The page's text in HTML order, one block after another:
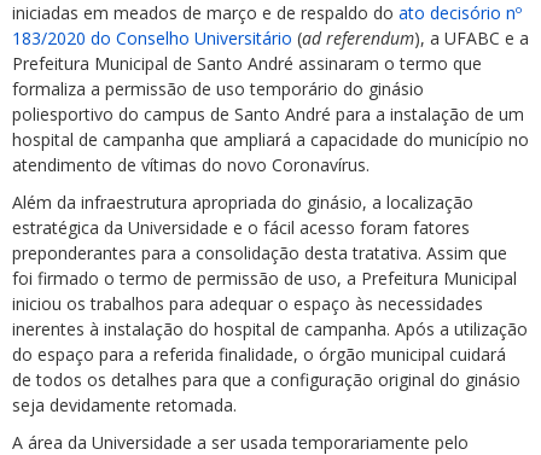
iniciadas em meados de março e de respaldo do ato decisório nº
183/2020 do Conselho Universitário (ad referendum), a UFABC e a
Prefeitura Municipal de Santo André assinaram o termo que
formaliza a permissão de uso temporário do ginásio
poliesportivo do campus de Santo André para a instalação de um
hospital de campanha que ampliará a capacidade do município no
atendimento de vítimas do novo Coronavírus.
Além da infraestrutura apropriada do ginásio, a localização
estratégica da Universidade e o fácil acesso foram fatores
preponderantes para a consolidação desta tratativa. Assim que
foi firmado o termo de permissão de uso, a Prefeitura Municipal
iniciou os trabalhos para adequar o espaço às necessidades
inerentes à instalação do hospital de campanha. Após a utilização
do espaço para a referida finalidade, o órgão municipal cuidará
de todos os detalhes para que a configuração original do ginásio
seja devidamente retomada.
A área da Universidade a ser usada temporariamente pelo